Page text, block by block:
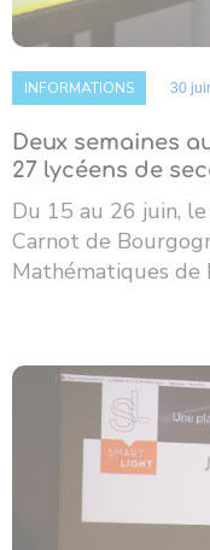
INFORMATIONS 30
Deux semaines
27 lycéens de
Du 15 au 26 juin,
Carnot de
Mathématiques de